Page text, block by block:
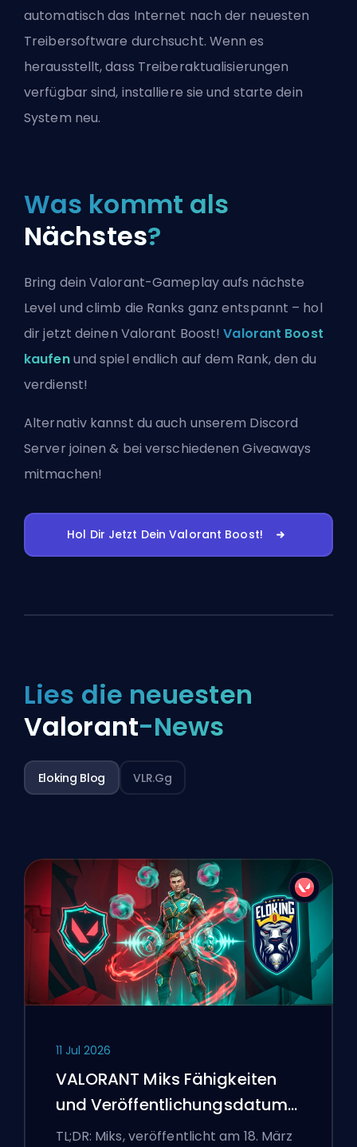
automatisch das Internet nach der neuesten
Treibersoftware durchsucht. Wenn es
herausstellt, dass Treiberaktualisierungen
verfügbar sind, installiere sie und starte dein
System neu.
Was kommt als
Nächstes?
Bring dein Valorant-Gameplay aufs nächste
Level und climb die Ranks ganz entspannt – hol
dir jetzt deinen Valorant Boost!Valorant Boost
kaufenund spiel endlich auf dem Rank, den du
verdienst!
Alternativ kannst du auch unserem Discord
Server joinen & bei verschiedenen Giveaways
mitmachen!
Hol Dir Jetzt Dein Valorant Boost!
Lies die neuesten
Valorant-News
Eloking Blog VLR.gg
11 Jul 2026
VALORANT Miks Fähigkeiten
und Veröffentlichungsdatum
erklärt
TL;DR: Miks, veröffentlicht am 18. März